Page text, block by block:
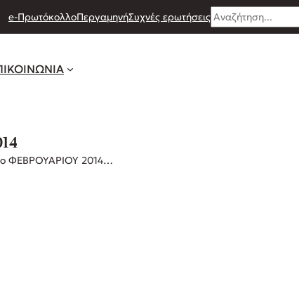
e-ΠρωτόκολλοΠεργαμηνήΣυχνές ερωτήσειςSearch
ΦΕΒΡΟΥΑΡΙΟΥ 2014…